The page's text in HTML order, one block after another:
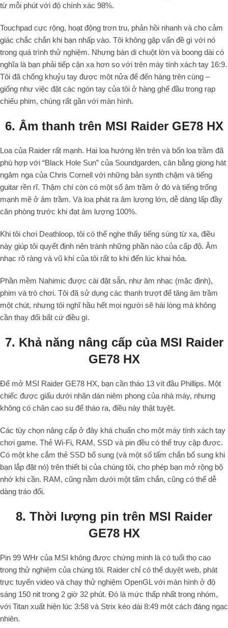
từ mỗi phút với độ chính xác 98%.
Touchpad cực rộng, hoạt động trơn tru, phản hồi nhanh và cho cảm
giác chắc chắn khi bạn nhấp vào. Tôi không gặp vấn đề gì với nó
trong quá trình thử nghiệm. Nhưng bàn di chuột lớn và boong dài có
nghĩa là bạn phải tiếp cận xa hơn so với trên máy tính xách tay 16:9.
Tôi đã chống khuỷu tay được một nửa để đến hàng trên cùng –
giống như việc đặt các ngón tay của tôi ở hàng ghế đầu trong rạp
chiếu phim, chúng rất gần với màn hình.
6. Âm thanh trên MSI Raider GE78 HX
Loa của Raider rất mạnh. Hai loa hướng lên trên và bốn loa trầm đã
phù hợp với “Black Hole Sun” của Soundgarden, cân bằng giọng hát
ngâm nga của Chris Cornell với những bản synth chậm và tiếng
guitar rền rĩ. Thậm chí còn có một số âm trầm ở đó và tiếng trống
mạnh mẽ ở âm trầm. Và loa phát ra âm lượng lớn, dễ dàng lấp đầy
căn phòng trước khi đạt âm lượng 100%.
Khi tôi chơi Deathloop, tôi có thể nghe thấy tiếng súng từ xa, điều
này giúp tôi quyết định nên tránh những phần nào của cấp độ. Âm
nhạc rõ ràng và vũ khí của tôi rất to khi đến lúc khai hỏa.
Phần mềm Nahimic được cài đặt sẵn, như âm nhạc (mặc định),
phim và trò chơi. Tôi đã sử dụng các thanh trượt để tăng âm trầm
một chút, nhưng tôi nghĩ hầu hết mọi người sẽ hài lòng mà không
cần thay đổi bất cứ điều gì.
7. Khả năng nâng cấp của MSI Raider
GE78 HX
Để mở MSI Raider GE78 HX, bạn cần tháo 13 vít đầu Phillips. Một
chiếc được giấu dưới nhãn dán niêm phong của nhà máy, nhưng
không có chân cao su để tháo ra, điều này thật tuyệt.
Các tùy chọn nâng cấp ở đây khá chuẩn cho một máy tính xách tay
chơi game. Thẻ Wi-Fi, RAM, SSD và pin đều có thể truy cập được.
Có một khe cắm thẻ SSD bổ sung (và một số tấm chắn bổ sung khi
bạn lắp đặt nó) trên thiết bị của chúng tôi, cho phép bạn mở rộng bộ
nhớ khi cần. RAM, cũng nằm dưới một tấm chắn, cũng có thể dễ
dàng tráo đổi.
8. Thời lượng pin trên MSI Raider
GE78 HX
Pin 99 WHr của MSI không được chứng minh là có tuổi thọ cao
trong thử nghiệm của chúng tôi. Raider chỉ có thể duyệt web, phát
trực tuyến video và chạy thử nghiệm OpenGL với màn hình ở độ
sáng 150 nit trong 2 giờ 32 phút. Đó là mức thấp nhất trong nhóm,
với Titan xuất hiện lúc 3:58 và Strix kéo dài 8:49 một cách đáng ngạc
nhiên.